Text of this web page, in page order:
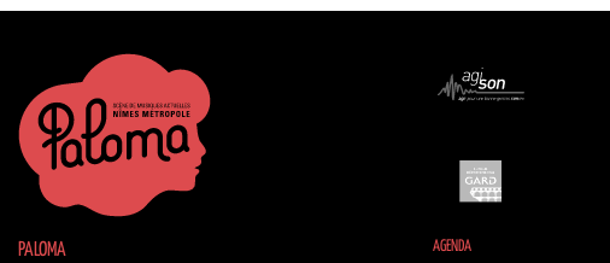
PALOMA AGENDA